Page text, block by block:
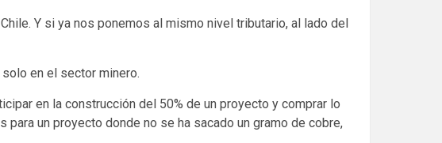
Y si ya nos ponemos al mismo nivel tributario, al lado del
en el sector minero.
en la construcción del 50% de un proyecto y comprar lo
un proyecto donde no se ha sacado un gramo de cobre,